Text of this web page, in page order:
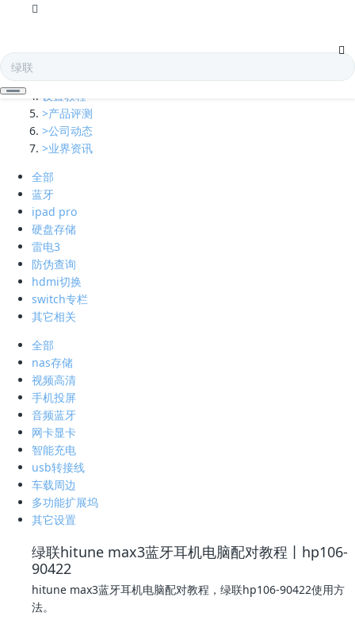
凯发娱乐全球的技术支持
设置教程
>产品评测
>公司动态
>业界资讯
全部
蓝牙
ipad pro
硬盘存储
雷电3
防伪查询
hdmi切换
switch专栏
其它相关
全部
nas存储
视频高清
手机投屏
音频蓝牙
网卡显卡
智能充电
usb转接线
车载周边
多功能扩展坞
其它设置
绿联hitune max3蓝牙耳机电脑配对教程丨hp106-
90422
hitune max3蓝牙耳机电脑配对教程，绿联hp106-90422使用方
法。